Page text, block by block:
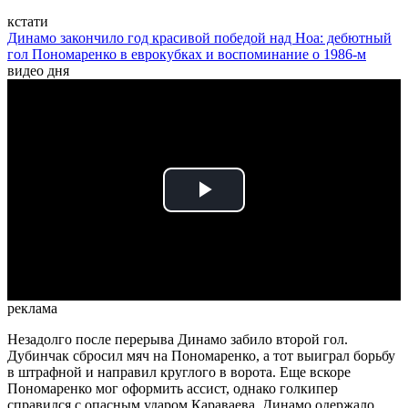
кстати
Динамо закончило год красивой победой над Ноа: дебютный
гол Пономаренко в еврокубках и воспоминание о 1986-м
видео дня
Play
реклама
Незадолго после перерыва Динамо забило второй гол.
Дубинчак сбросил мяч на Пономаренко, а тот выиграл борьбу
в штрафной и направил круглого в ворота. Еще вскоре
Пономаренко мог оформить ассист, однако голкипер